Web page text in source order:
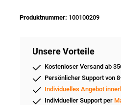
Produktnummer: 100100209
Unsere Vorteile
Kostenloser Versand ab
Persönlicher Support von
Individuelles Angebot
Individueller Support per